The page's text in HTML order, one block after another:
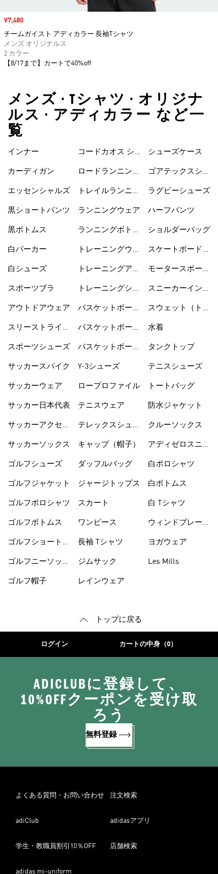
セール価格
¥7,480
チームガイスト アディカラー 長袖Tシャツ
メンズ オリジナルス
2 カラー
【8/17まで】カートで40%off
メンズ • Tシャツ • オリジナ
ルス • アディカラー など一
覧
インナー
カーディガン
エッセンシャルズ
黒ショートパンツ
黒ボトムス
白パーカー
白シューズ
スポーツブラ
アウトドアウェア
スリーストライプ
スポーツシューズ
サッカースパイク
サッカーウェア
サッカー日本代表
サッカーアクセサ
サッカーソックス
ゴルフシューズ
ゴルフジャケット
ゴルフポロシャツ
ゴルフボトムス
ゴルフショートパ
ゴルフニーソック
ゴルフ帽子
コードカオス シ
ロードランニング
トレイルランニン
ランニングウェア
ランニングボトム
トレーニングウェ
トレーニングアク
トレーニングシュ
バスケットボール
バスケットボール
バスケットボール
Y-3シューズ
ロープロファイル
テニスウェア
テレックスシュー
キャップ（帽子）
ダッフルバッグ
ジャージトップス
スカート
ワンピース
長袖 Tシャツ
ジムサック
レインウェア
シューズケース
ゴアテックスシュ
ラグビーシューズ
ハーフパンツ
ショルダーバッグ
スケートボードシ
モータースポーツ
スニーカーインソ
スウェット（トレ
水着
タンクトップ
テニスシューズ
トートバッグ
防水ジャケット
クルーソックス
アディゼロスニー
白ポロシャツ
白ボトムス
白 Tシャツ
ウィンドブレーカ
ヨガウェア
Les Mills
トップに戻る
ログイン カートの中身（0）
ADICLUBに登録して、
10%OFFクーポンを受け取
ろう
無料登録
よくある質問・お問い合わせ 注文検索
adiClub adidasアプリ
学生・教職員割引10％OFF 店舗検索
adidas mi-uniform